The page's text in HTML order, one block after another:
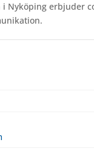
i Nyköping erbjuder